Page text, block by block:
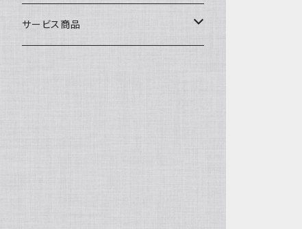
ティッシュケースカバー
大きめ 50cmx50cm
木彫りのアルマジロ、動物たち
泥染め布途中図
サービス商品